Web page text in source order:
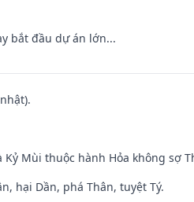
bắt đầu dự án lớn...
Mùi thuộc hành Hỏa không sợ
hại Dần, phá Thân, tuyệt Tý.